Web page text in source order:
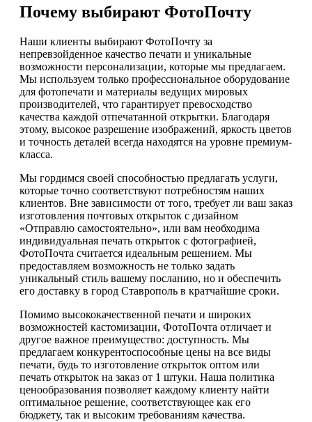
Почему выбирают ФотоПочту
Наши клиенты выбирают ФотоПочту за
непревзойденное качество печати и уникальные
возможности персонализации, которые мы предлагаем.
Мы используем только профессиональное оборудование
для фотопечати и материалы ведущих мировых
производителей, что гарантирует превосходство
качества каждой отпечатанной открытки. Благодаря
этому, высокое разрешение изображений, яркость цветов
и точность деталей всегда находятся на уровне премиум-
класса.
Мы гордимся своей способностью предлагать услуги,
которые точно соответствуют потребностям наших
клиентов. Вне зависимости от того, требует ли ваш заказ
изготовления почтовых открыток с дизайном
«Отправлю самостоятельно», или вам необходима
индивидуальная печать открыток с фотографией,
ФотоПочта считается идеальным решением. Мы
предоставляем возможность не только задать
уникальный стиль вашему посланию, но и обеспечить
его доставку в город Ставрополь в кратчайшие сроки.
Помимо высококачественной печати и широких
возможностей кастомизации, ФотоПочта отличает и
другое важное преимущество: доступность. Мы
предлагаем конкурентоспособные цены на все виды
печати, будь то изготовление открыток оптом или
печать открыток на заказ от 1 штуки. Наша политика
ценообразования позволяет каждому клиенту найти
оптимальное решение, соответствующее как его
бюджету, так и высоким требованиям качества.